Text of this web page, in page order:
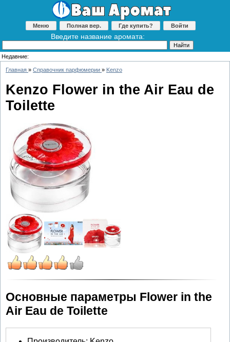
Меню Полная вер. Где купить? Войти
Введите название аромата:
Недавние:
Главная » Справочник парфюмерии » Kenzo
Kenzo Flower in the Air Eau de
Toilette
Основные параметры Flower in the
Air Eau de Toilette